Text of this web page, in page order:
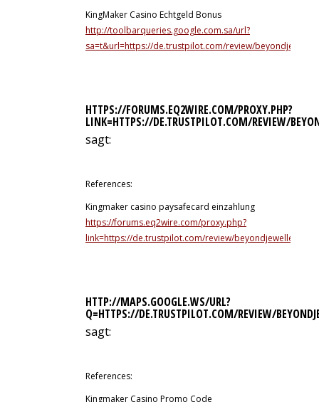
KingMaker Casino Echtgeld Bonus
http://toolbarqueries.google.com.sa/url?
sa=t&url=https://de.trustpilot.com/review/
HTTPS://FORUMS.EQ2WIRE.COM/PROXY.PHP?
LINK=HTTPS://DE.TRUSTPILOT.COM/REVIEW/
sagt:
References:
Kingmaker casino paysafecard einzahlung
https://forums.eq2wire.com/proxy.php?
link=https://de.trustpilot.com/review/beyondjewellery.de
HTTP://MAPS.GOOGLE.WS/URL?
Q=HTTPS://DE.TRUSTPILOT.COM/REVIEW/
sagt:
References:
Kingmaker Casino Promo Code